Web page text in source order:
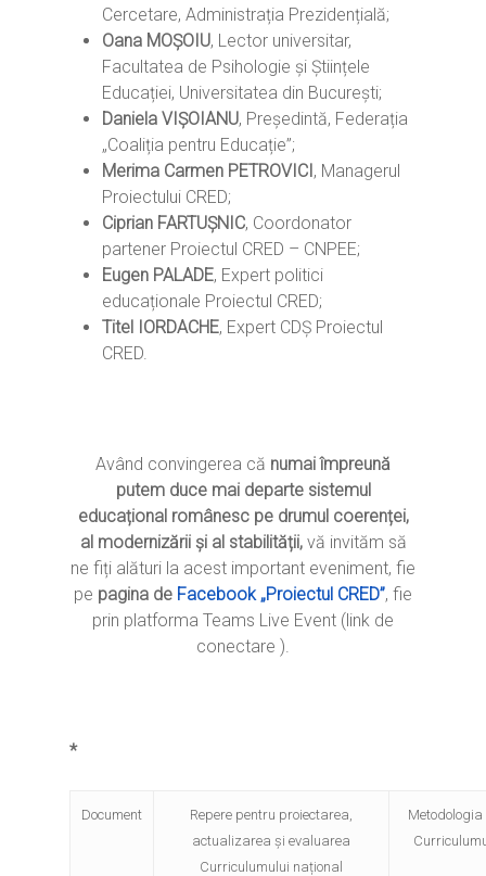
Cercetare, Administrația Prezidențială;
Oana MOȘOIU, Lector universitar,
Facultatea de Psihologie și Științele
Educației, Universitatea din București;
Daniela VIȘOIANU, Președintă, Federația
„Coaliția pentru Educație”;
Merima Carmen PETROVICI, Managerul
Proiectului CRED;
Ciprian FARTUȘNIC, Coordonator
partener Proiectul CRED – CNPEE;
Eugen PALADE, Expert politici
educaționale Proiectul CRED;
Titel IORDACHE, Expert CDȘ Proiectul
CRED.
Având convingerea că numai împreună
putem duce mai departe sistemul
educațional românesc pe drumul coerenței,
al modernizării și al stabilității,vă invităm să
ne fiți alături la acest important eveniment, fie
pe pagina de Facebook „Proiectul CRED”, fie
prin platforma Teams Live Event (link de
conectare ).
*
Document
Repere pentru proiectarea,
actualizarea și evaluarea
Curriculumului național
Home
Principii orizontale
Dicționar termeni și
Linkuri utile
Glosar
Activitățile CRED
Partenerii CRED
Arhivă media
Comunicate
Evenimente
Ghiduri
digital.educred.ro
Login